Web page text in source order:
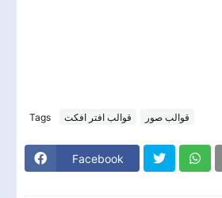
Tags قوالب افتر افكت قوالب صور
Facebook